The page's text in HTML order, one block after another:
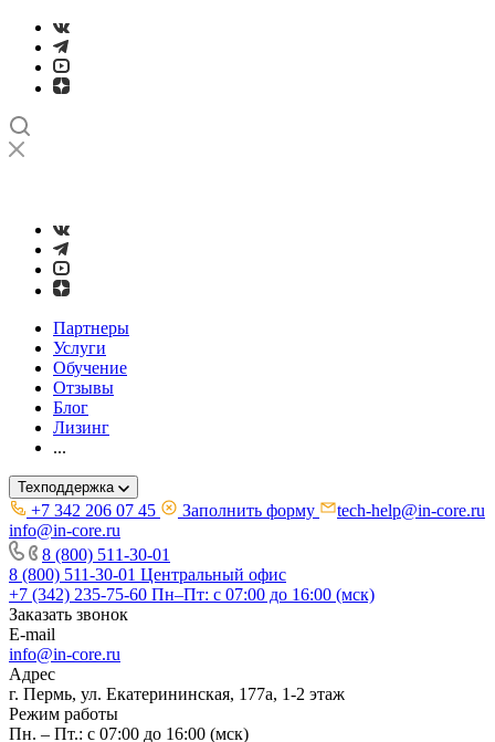
Партнеры
Услуги
Обучение
Отзывы
Блог
Лизинг
...
Техподдержка
+7 342 206 07 45 Заполнить форму
tech-help@in-core.ru
info@in-core.ru
8 (800) 511-30-01
8 (800) 511-30-01 Центральный офис
+7 (342) 235-75-60 Пн–Пт: с 07:00 до 16:00 (мск)
Заказать звонок
E-mail
info@in-core.ru
Адрес
г. Пермь, ул. ​Екатерининская, 177а, ​1-2 этаж
Режим работы
Пн. – Пт.: с 07:00 до 16:00 (мск)